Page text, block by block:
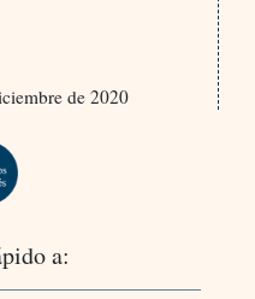
de 2020
a: